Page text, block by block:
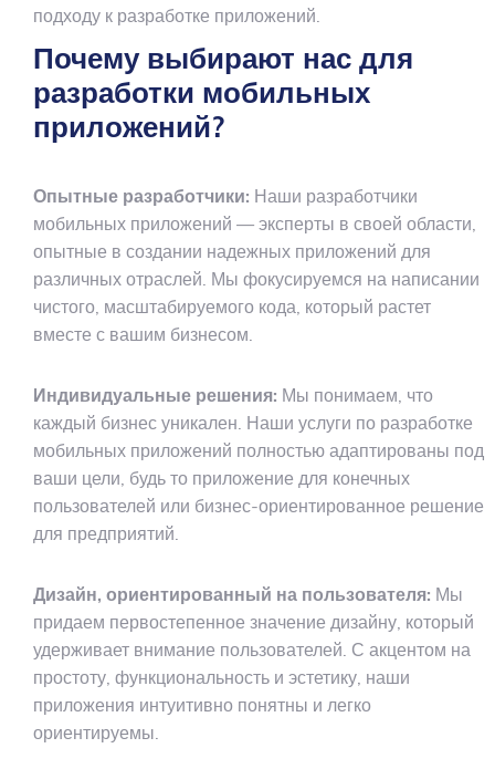
подходу к разработке приложений.
Почему выбирают нас для
разработки мобильных
приложений?
Опытные разработчики: Наши разработчики
мобильных приложений — эксперты в своей области,
опытные в создании надежных приложений для
различных отраслей. Мы фокусируемся на написании
чистого, масштабируемого кода, который растет
вместе с вашим бизнесом.
Индивидуальные решения: Мы понимаем, что
каждый бизнес уникален. Наши услуги по разработке
мобильных приложений полностью адаптированы под
ваши цели, будь то приложение для конечных
пользователей или бизнес-ориентированное решение
для предприятий.
Дизайн, ориентированный на пользователя: Мы
придаем первостепенное значение дизайну, который
удерживает внимание пользователей. С акцентом на
простоту, функциональность и эстетику, наши
приложения интуитивно понятны и легко
ориентируемы.